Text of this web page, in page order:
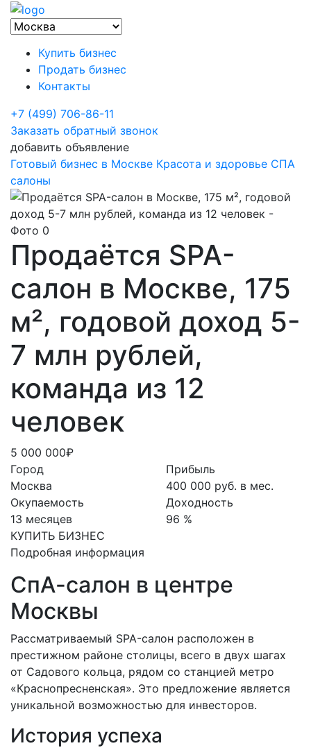
Купить бизнес
Продать бизнес
Контакты
+7 (499) 706-86-11
Заказать обратный звонок
добавить объявление
Готовый бизнес в Москве Красота и здоровье СПА
салоны
Продаётся SPA-
салон в Москве, 175
м², годовой доход 5-
7 млн рублей,
команда из 12
человек
5 000 000₽
Город
Москва
Окупаемость
13 месяцев
КУПИТЬ БИЗНЕС
Прибыль
400 000 руб. в мес.
Доходность
96 %
Подробная информация
СпА-салон в центре
Москвы
Рассматриваемый SPA-салон расположен в
престижном районе столицы, всего в двух шагах
от Садового кольца, рядом со станцией метро
«Краснопресненская». Это предложение является
уникальной возможностью для инвесторов.
История успеха